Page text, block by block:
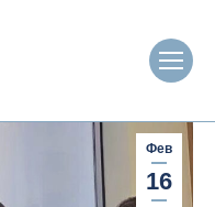
Фев
16